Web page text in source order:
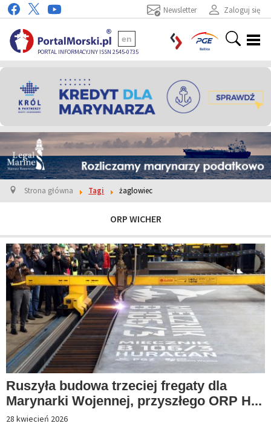
Zaloguj się
Newsletter
PORTAL INFORMACYJNY ISSN 2545-0735
en
Strona główna Tagi żaglowiec
ORP WICHER
Ruszyła budowa trzeciej fregaty dla
Marynarki Wojennej, przyszłego ORP H...
28 kwiecień 2026